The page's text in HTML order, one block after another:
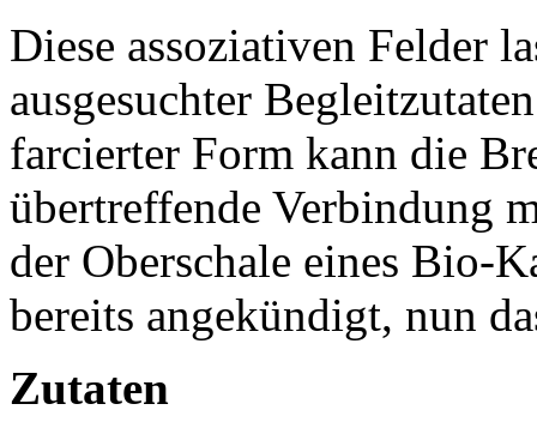
Diese assoziativen Felder
ausgesuchter
farcierter Form kann die
übertreffende Verbindung
der Oberschale eines Bio-
bereits angekündigt, nun
Zutaten